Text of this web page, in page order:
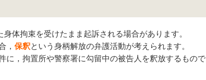
体拘束を受けたまま起訴される場合があります。
， 保釈という身柄解放の弁護活動が考えられます。
に，拘置所や警察署に勾留中の被告人を釈放するもので